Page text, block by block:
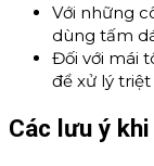
Với những
dùng tấm
Đối với mái
để xử lý triệt
Các lưu ý